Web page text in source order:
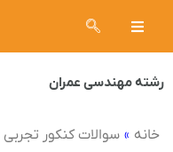
رشته مهندسی عمران
خانه » سوالات کنکور تجربی